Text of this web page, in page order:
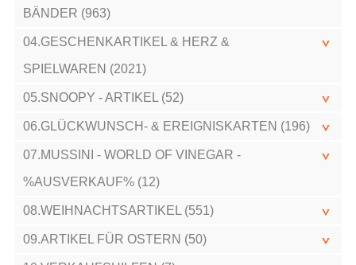
BÄNDER (963)
04.GESCHENKARTIKEL & HERZ &
SPIELWAREN (2021)
05.SNOOPY - ARTIKEL (52)
06.GLÜCKWUNSCH- & EREIGNISKARTEN (196)
07.MUSSINI - WORLD OF VINEGAR -
%AUSVERKAUF% (12)
08.WEIHNACHTSARTIKEL (551)
09.ARTIKEL FÜR OSTERN (50)